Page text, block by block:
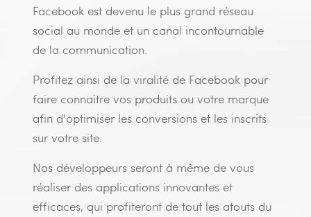
Facebook est devenu le plus grand réseau
social au monde et un canal incontournable
de la communication.
Profitez ainsi de la viralité de Facebook pour
faire connaitre vos produits ou votre marque
afin d'optimiser les conversions et les inscrits
sur votre site.
Nos développeurs seront à même de vous
réaliser des applications innovantes et
efficaces, qui profiteront de tout les atouts du